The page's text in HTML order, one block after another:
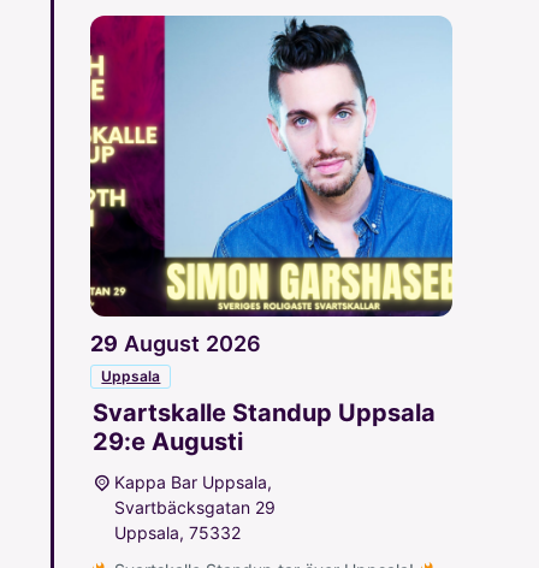
29 August 2026
Uppsala
Svartskalle Standup Uppsala
29:e Augusti
Kappa Bar Uppsala,
Svartbäcksgatan 29
Uppsala, 75332